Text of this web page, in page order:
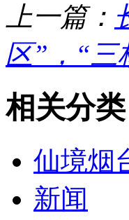
上一篇：
区”，“三
相关分类
仙境烟
新闻